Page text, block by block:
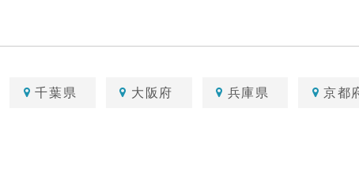
千葉県 大阪府 兵庫県 京都